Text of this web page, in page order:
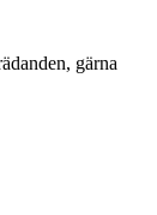
gärna